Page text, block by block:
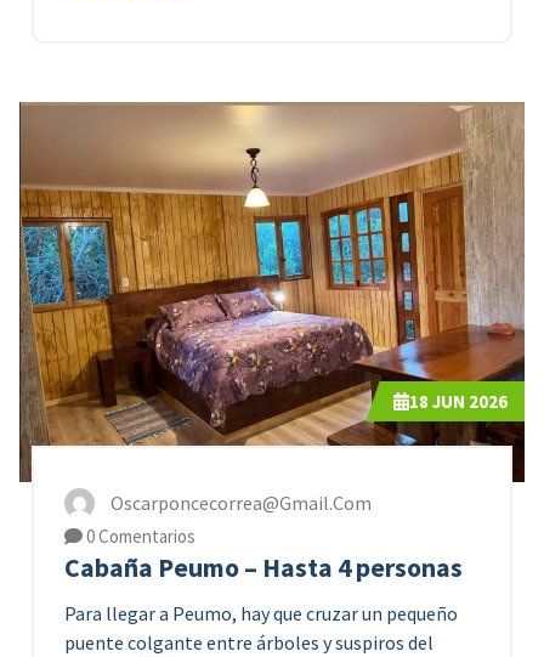
18 JUN 2026
Oscarponcecorrea@gmail.com
0 Comentarios
Cabaña Peumo – Hasta 4 personas
Para llegar a Peumo, hay que cruzar un pequeño
puente colgante entre árboles y suspiros del